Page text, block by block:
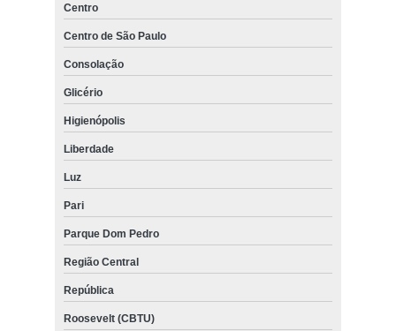
Centro
Centro de São Paulo
Consolação
Glicério
Higienópolis
Liberdade
Luz
Pari
Parque Dom Pedro
Região Central
República
Roosevelt (CBTU)